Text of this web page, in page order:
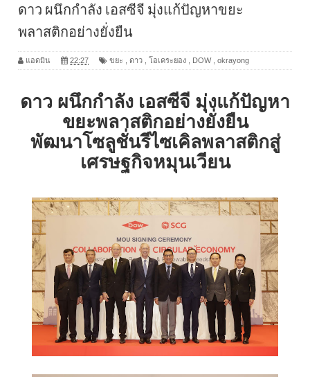
ดาว ผนึกกำลัง เอสซีจี มุ่งแก้ปัญหาขยะ
พลาสติกอย่างยั่งยืน
แอดมิน 22:27 ขยะ ดาว โอเคระยอง DOW, okrayong
ดาว ผนึกกำลัง เอสซีจี มุ่งแก้ปัญหา
ขยะพลาสติกอย่างยั่งยืน
พัฒนาโซลูชั่นรีไซเคิลพลาสติกสู่
เศรษฐกิจหมุนเวียน